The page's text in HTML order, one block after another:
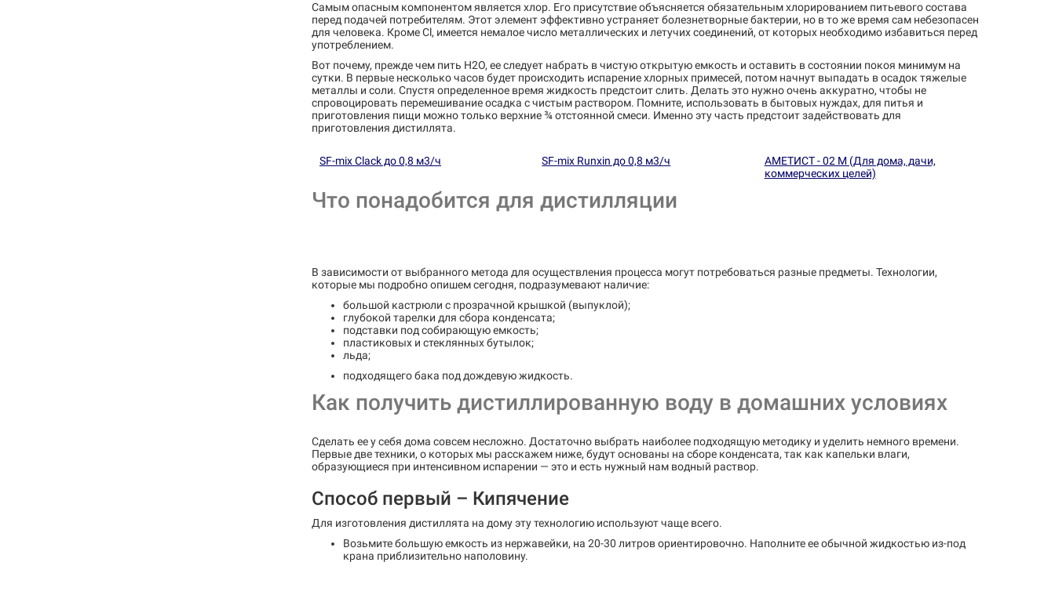
Самым опасным компонентом является хлор. Его присутствие объясняется обязательным хлорированием питьевого состава
перед подачей потребителям. Этот элемент эффективно устраняет болезнетворные бактерии, но в то же время сам небезопасен
для человека. Кроме Cl, имеется немалое число металлических и летучих соединений, от которых необходимо избавиться перед
употреблением.
Вот почему, прежде чем пить H2O, ее следует набрать в чистую открытую емкость и оставить в состоянии покоя минимум на
сутки. В первые несколько часов будет происходить испарение хлорных примесей, потом начнут выпадать в осадок тяжелые
металлы и соли. Спустя определенное время жидкость предстоит слить. Делать это нужно очень аккуратно, чтобы не
спровоцировать перемешивание осадка с чистым раствором. Помните, использовать в бытовых нуждах, для питья и
приготовления пищи можно только верхние ¾ отстоянной смеси. Именно эту часть предстоит задействовать для
приготовления дистиллята.
SF-mix Clack до 0,8 м3/ч SF-mix Runxin до 0,8 м3/ч
АМЕТИСТ - 02 М (Для дома, дачи,
коммерческих целей)
Что понадобится для дистилляции
В зависимости от выбранного метода для осуществления процесса могут потребоваться разные предметы. Технологии,
которые мы подробно опишем сегодня, подразумевают наличие:
большой кастрюли с прозрачной крышкой (выпуклой);
глубокой тарелки для сбора конденсата;
подставки под собирающую емкость;
пластиковых и стеклянных бутылок;
льда;
подходящего бака под дождевую жидкость.
Как получить дистиллированную воду в домашних условиях
Сделать ее у себя дома совсем несложно. Достаточно выбрать наиболее подходящую методику и уделить немного времени.
Первые две техники, о которых мы расскажем ниже, будут основаны на сборе конденсата, так как капельки влаги,
образующиеся при интенсивном испарении — это и есть нужный нам водный раствор.
Способ первый – Кипячение
Для изготовления дистиллята на дому эту технологию используют чаще всего.
Возьмите большую емкость из нержавейки, на 20-30 литров ориентировочно. Наполните ее обычной жидкостью из-под
крана приблизительно наполовину.